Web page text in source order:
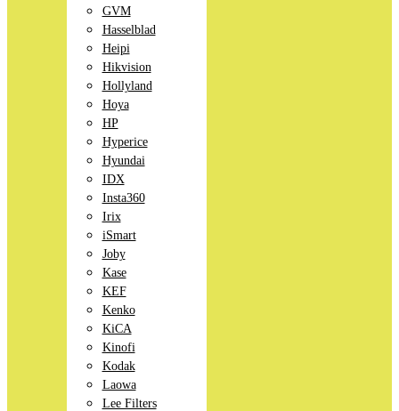
GVM
Hasselblad
Heipi
Hikvision
Hollyland
Hoya
HP
Hyperice
Hyundai
IDX
Insta360
Irix
iSmart
Joby
Kase
KEF
Kenko
KiCA
Kinofi
Kodak
Laowa
Lee Filters